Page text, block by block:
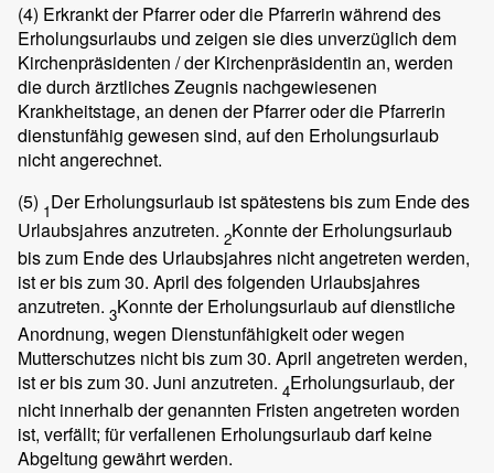
(4) Erkrankt der Pfarrer oder die Pfarrerin während des
Erholungsurlaubs und zeigen sie dies unverzüglich dem
Kirchenpräsidenten / der Kirchenpräsidentin an, werden
die durch ärztliches Zeugnis nachgewiesenen
Krankheitstage, an denen der Pfarrer oder die Pfarrerin
dienstunfähig gewesen sind, auf den Erholungsurlaub
nicht angerechnet.
(5) 1Der Erholungsurlaub ist spätestens bis zum Ende des
Urlaubsjahres anzutreten. 2Konnte der Erholungsurlaub
bis zum Ende des Urlaubsjahres nicht angetreten werden,
ist er bis zum 30. April des folgenden Urlaubsjahres
anzutreten. 3Konnte der Erholungsurlaub auf dienstliche
Anordnung, wegen Dienstunfähigkeit oder wegen
Mutterschutzes nicht bis zum 30. April angetreten werden,
ist er bis zum 30. Juni anzutreten. 4Erholungsurlaub, der
nicht innerhalb der genannten Fristen angetreten worden
ist, verfällt; für verfallenen Erholungsurlaub darf keine
Abgeltung gewährt werden.